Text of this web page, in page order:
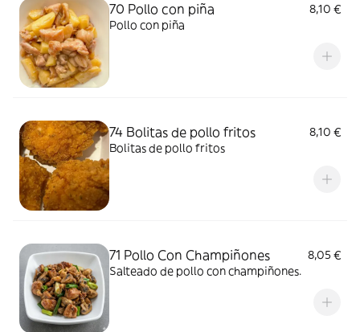
70 Pollo con piña
8,10 €
Pollo con piña
74 Bolitas de pollo fritos
8,10 €
Bolitas de pollo fritos
71 Pollo Con Champiñones
8,05 €
Salteado de pollo con champiñones.